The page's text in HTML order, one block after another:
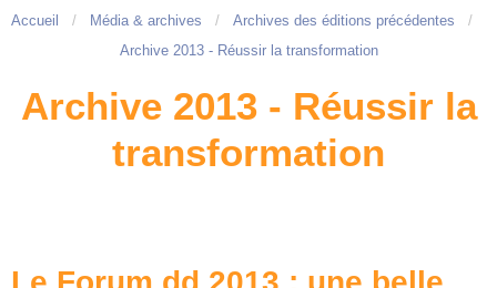
Accueil Média & archives
Archives des éditions précédentes
Archive 2013 - Réussir la transformation
Archive 2013 - Réussir la
transformation